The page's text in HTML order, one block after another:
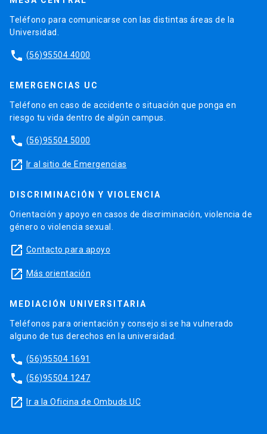
Teléfono para comunicarse con las distintas áreas de la
Universidad.
phone (56)95504 4000
EMERGENCIAS UC
Teléfono en caso de accidente o situación que ponga en
riesgo tu vida dentro de algún campus.
phone (56)95504 5000
launch Ir al sitio de Emergencias
DISCRIMINACIÓN Y VIOLENCIA
Orientación y apoyo en casos de discriminación, violencia de
género o violencia sexual.
launch Contacto para apoyo
launch Más orientación
MEDIACIÓN UNIVERSITARIA
Teléfonos para orientación y consejo si se ha vulnerado
alguno de tus derechos en la universidad.
phone (56)95504 1691
phone (56)95504 1247
launch Ir a la Oficina de Ombuds UC